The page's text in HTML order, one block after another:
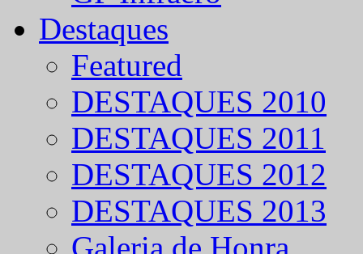
Destaques
Featured
DESTAQUES 2010
DESTAQUES 2011
DESTAQUES 2012
DESTAQUES 2013
Galeria de Honra